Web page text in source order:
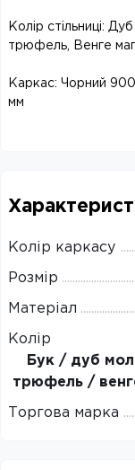
Колір стільниці:
трюфель, Венге
Каркас: Чорний
мм
Колір каркасу
Розмір
Матеріал
Колір
Бук / дуб
трюфель /
Торгова марка